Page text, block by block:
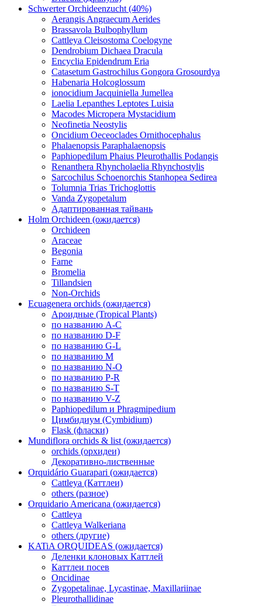
Schwerter Orchideenzucht (40%)
Aerangis Angraecum Aerides
Brassavola Bulbophyllum
Cattleya Cleisostoma Coelogyne
Dendrobium Dichaea Dracula
Encyclia Epidendrum Eria
Catasetum Gastrochilus Gongora Grosourdya
Habenaria Holcoglossum
ionocidium Jacquiniella Jumellea
Laelia Lepanthes Leptotes Luisia
Macodes Micropera Mystacidium
Neofinetia Neostylis
Oncidium Oeceoclades Ornithocephalus
Phalaenopsis Paraphalaenopsis
Paphiopedilum Phaius Pleurothallis Podangis
Renanthera Rhyncholaelia Rhynchostylis
Sarcochilus Schoenorchis Stanhopea Sedirea
Tolumnia Trias Trichoglottis
Vanda Zygopetalum
Адаптированная тайвань
Holm Orchideen (ожидается)
Orchideen
Araceae
Begonia
Farne
Bromelia
Tillandsien
Non-Orchids
Ecuagenera orchids (ожидается)
Ароидные (Tropical Plants)
по названию A-C
по названию D-F
по названию G-L
по названию M
по названию N-O
по названию P-R
по названию S-T
по названию V-Z
Paphiopedilum и Phragmipedium
Цимбидиум (Cymbidium)
Flask (фласки)
Mundiflora orchids & list (ожидается)
orchids (орхидеи)
Декоративно-лиственные
Orquidário Guarapari (ожидается)
Cattleya (Каттлеи)
others (разное)
Orquidario Americana (ожидается)
Cattleya
Cattleya Walkeriana
others (другие)
KATiA ORQUIDEAS (ожидается)
Деленки клоновых Каттлей
Каттлеи посев
Oncidinae
Zygopetalinae, Lycastinae, Maxillariinae
Pleurothallidinae